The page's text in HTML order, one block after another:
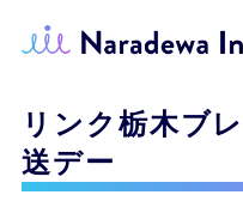
リンク栃木ブ
送デー